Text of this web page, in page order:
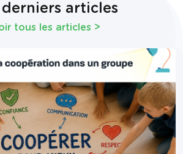
derniers articles
tous les articles >